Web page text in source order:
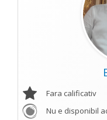
Fara calificativ
Nu e disponibil